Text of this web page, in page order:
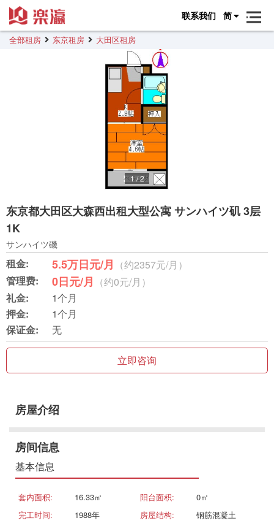
联系我们 简
全部租房 东京租房 大田区租房
1/2
东京都大田区大森西出租大型公寓 サンハイツ矶 3层
1K
サンハイツ磯
租金: 5.5万日元/月 （约2357元/月）
管理费:
0日元/月 （约0元/月）
礼金:
1个月
押金:
1个月
保证金:
无
立即咨询
房屋介绍
房间信息
基本信息
套内面积: 16.33㎡ 阳台面积:
0㎡
完工时间:
1988年 房屋结构:
钢筋混凝土